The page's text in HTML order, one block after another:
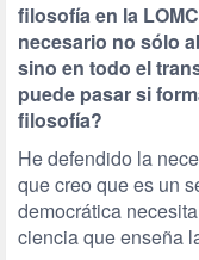
filosofía en la
necesario no sólo
sino en todo el
puede pasar si
filosofía?
He defendido la
que creo que es un
democrática
ciencia que enseña